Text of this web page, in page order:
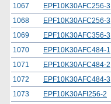
1067
EPF10K30AFC256-3
1068
EPF10K30AFC256-3
1069
EPF10K30AFC356-3
1070
EPF10K30AFC484-1
1071
EPF10K30AFC484-2
1072
EPF10K30AFC484-3
1073
EPF10K30AFI256-2